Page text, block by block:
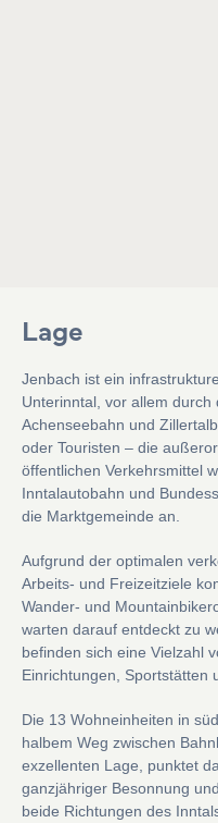
Lage
Jenbach ist ein
Unterinntal, vor allem durch
Achenseebahn und
oder Touristen – die
öffentlichen Verkehrsmittel
Inntalautobahn und
die Marktgemeinde an.
Aufgrund der optimalen
Arbeits- und Freizeitziele
Wander- und
warten darauf entdeckt zu
befinden sich eine Vielzahl
Einrichtungen, Sportstätten
Die 13 Wohneinheiten in
halbem Weg zwischen
exzellenten Lage, punktet
ganzjähriger Besonnung
beide Richtungen des